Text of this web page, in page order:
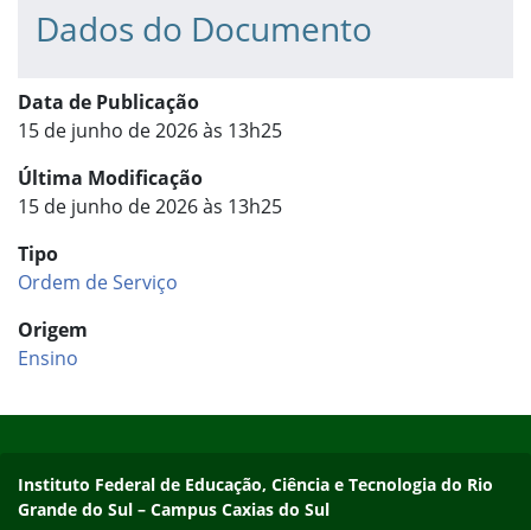
Dados do Documento
Data de Publicação
15 de junho de 2026 às 13h25
Última Modificação
15 de junho de 2026 às 13h25
Tipo
Ordem de Serviço
Origem
Ensino
Instituto Federal de Educação, Ciência e Tecnologia do Rio
Grande do Sul – Campus Caxias do Sul